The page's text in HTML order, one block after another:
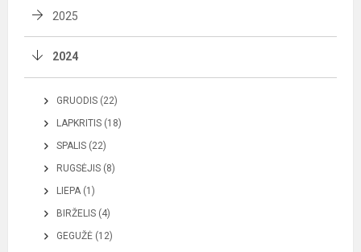
2025
2024
GRUODIS (22)
LAPKRITIS (18)
SPALIS (22)
RUGSĖJIS (8)
LIEPA (1)
BIRŽELIS (4)
GEGUŽĖ (12)